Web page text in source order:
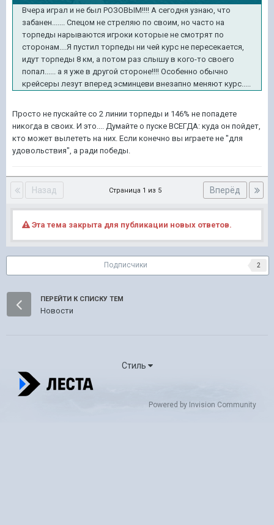
Вчера играл и не был РОЗОВЫМ!!!! А сегодня узнаю, что
забанен....... Спецом не стреляю по своим, но часто на
торпеды нарываются игроки которые не смотрят по
сторонам....Я пустил торпеды ни чей курс не пересекается,
идут торпеды 8 км, а потом раз слышу в кого-то своего
попал...... а я уже в другой стороне!!!! Особенно обычно
крейсеры лезут вперед эсминцеви внезапно меняют курс.....
Просто не пускайте со 2 линии торпеды и 146% не попадете
никогда в своих. И это.... Думайте о пуске ВСЕГДА: куда он пойдет,
кто может вылететь на них. Если конечно вы играете не "для
удовольствия", а ради победы.
Назад Вперёд
Страница 1 из 5
Эта тема закрыта для публикации новых ответов.
Подписчики 2
ПЕРЕЙТИ К СПИСКУ ТЕМ
Новости
Стиль
Powered by Invision Community